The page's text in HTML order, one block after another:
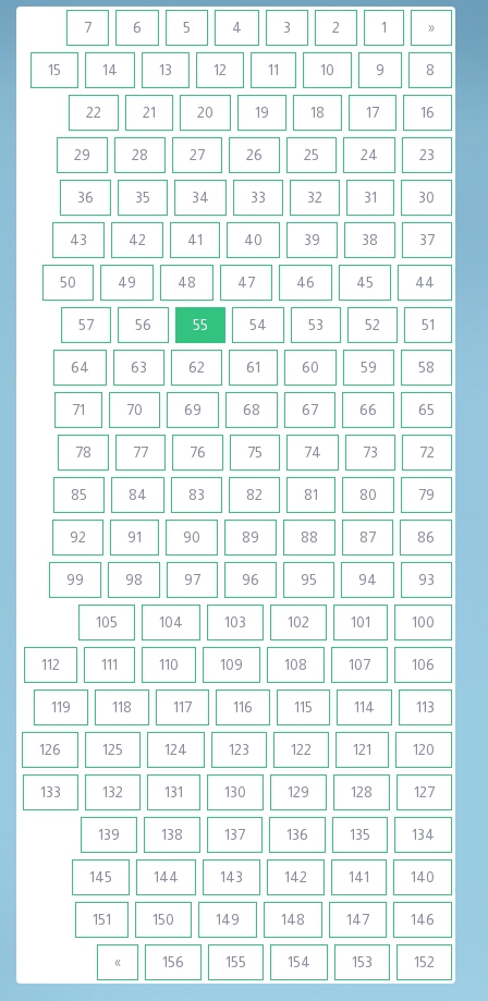
«
1
2
3
4
5
6
7
8
9
10
11
12
13
14
15
16
17
18
19
20
21
22
23
24
25
26
27
28
29
30
31
32
33
34
35
36
37
38
39
40
41
42
43
44
45
46
47
48
49
50
51
52
53
54
55
(current)
56
57
58
59
60
61
62
63
64
65
66
67
68
69
70
71
72
73
74
75
76
77
78
79
80
81
82
83
84
85
86
87
88
89
90
91
92
93
94
95
96
97
98
99
100
101
102
103
104
105
106
107
108
109
110
111
112
113
114
115
116
117
118
119
120
121
122
123
124
125
126
127
128
129
130
131
132
133
134
135
136
137
138
139
140
141
142
143
144
145
146
147
148
149
150
151
152
153
154
155
156
»